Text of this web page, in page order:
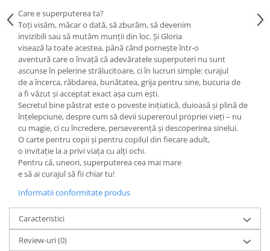
Editura Usborne
Editura Vellant
Editura Verba
Care e superputerea ta?
Toți visăm, măcar o dată, să zburăm, să devenim
invizibili sau să mutăm munții din loc. Şi Gloria
visează la toate acestea, până când pornește într-o
aventură care o învață că adevăratele superputeri nu sunt
ascunse în pelerine strălucitoare, ci în lucruri simple: curajul
de a încerca, răbdarea, bunătatea, grija pentru sine, bucuria de
a fi văzut și acceptat exact așa cum ești.
Secretul bine păstrat este o poveste inițiatică, duioasă și plină de
înțelepciune, despre cum să devii supereroul propriei vieți – nu
cu magie, ci cu încredere, perseverență și descoperirea sinelui.
O carte pentru copii și pentru copilul din fiecare adult,
o invitație la a privi viața cu alți ochi.
Pentru că, uneori, superputerea cea mai mare
e să ai curajul să fii chiar tu!
Informatii conformitate produs
Caracteristici
Review-uri(0)